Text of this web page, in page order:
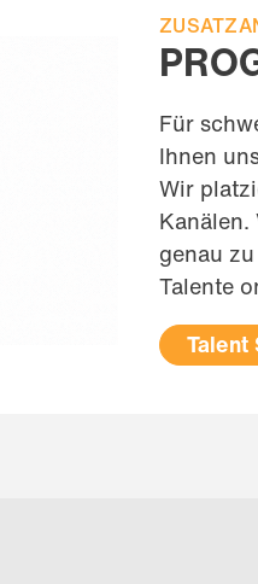
Für
Ihnen
Wir
genau
Talente
Talent